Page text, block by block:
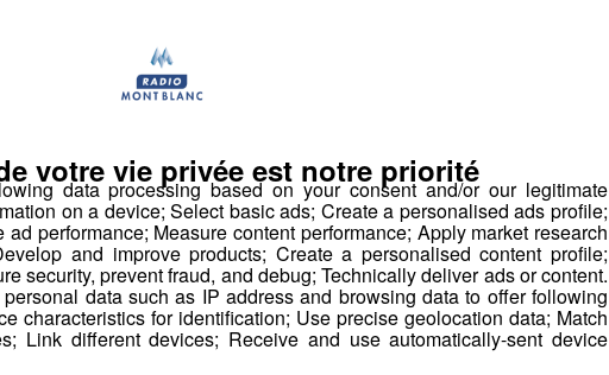
par Administrateur-24 novembre 2022 à 10h46
Lève-Tôt
data processing based on your consent and/or our legitimate
on a device; Select basic ads; Create a personalised ads profile;
performance; Measure content performance; Apply market research
and improve products; Create a personalised content profile;
security, prevent fraud, and debug; Technically deliver ads or content.
data such as IP address and browsing data to offer following
characteristics for identification; Use precise geolocation data; Match
Link different devices; Receive and use automatically-sent device
votre vie privée est notre priorité